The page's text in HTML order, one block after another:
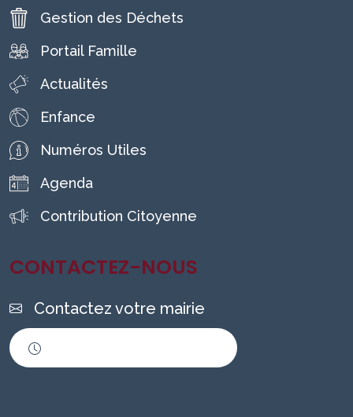
Gestion des Déchets
Portail Famille
Actualités
Enfance
Numéros Utiles
Agenda
Contribution Citoyenne
CONTACTEZ-NOUS
Contactez votre mairie